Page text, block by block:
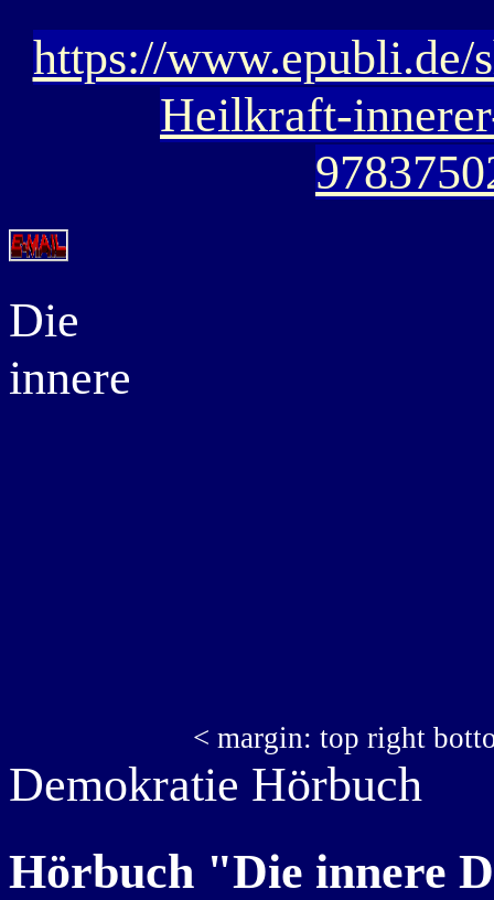
https://www.epubli.de/
Heilkraft-
< margin: top right
Die
innere
Demokratie Hörbuch
Hörbuch "Die innere